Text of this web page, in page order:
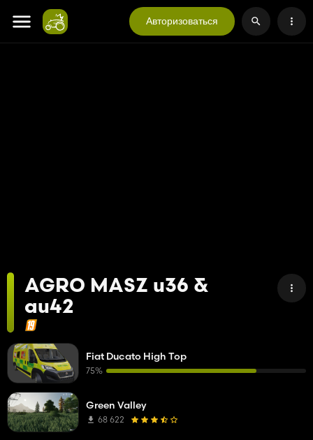
Авторизоваться
AGRO MASZ u36 &
au42
Fiat Ducato High Top
75%
Green Valley
68 622